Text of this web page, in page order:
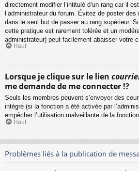
directement modifier l’intitulé d’un rang car il
l’administrateur du forum. Évitez de poster
dans le seul but de passer au rang supérieur.
cette pratique est rarement tolérée et un
administrateur) peut facilement abaisser votre
Haut
Lorsque je clique sur le lien
me demande de me connecter !?
Seuls les membres peuvent s’envoyer des
intégré (si la fonction a été activée par
empêcher l’utilisation malveillante de la
Haut
Problèmes liés à la publication de